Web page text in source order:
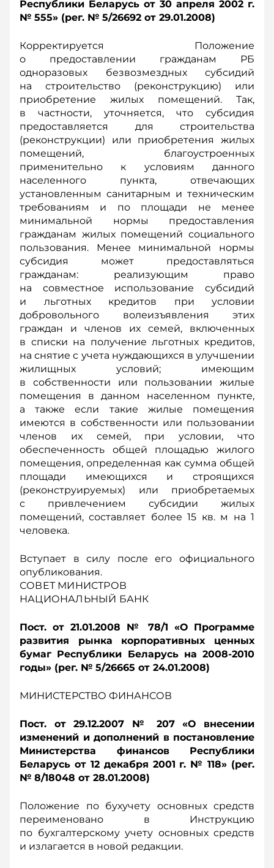
Республики Беларусь от 30 апреля 2002 г.
№ 555» (рег. № 5/26692 от 29.01.2008)
Корректируется Положение
о предоставлении гражданам РБ
одноразовых безвозмездных субсидий
на строительство (реконструкцию) или
приобретение жилых помещений. Так,
в частности, уточняется, что субсидия
предоставляется для строительства
(реконструкции) или приобретения жилых
помещений, благоустроенных
применительно к условиям данного
населенного пункта, отвечающих
установленным санитарным и техническим
требованиям и по площади не менее
минимальной нормы предоставления
гражданам жилых помещений социального
пользования. Менее минимальной нормы
субсидия может предоставляться
гражданам: реализующим право
на совместное использование субсидий
и льготных кредитов при условии
добровольного волеизъявления этих
граждан и членов их семей, включенных
в списки на получение льготных кредитов,
на снятие с учета нуждающихся в улучшении
жилищных условий; имеющим
в собственности или пользовании жилые
помещения в данном населенном пункте,
а также если такие жилые помещения
имеются в собственности или пользовании
членов их семей, при условии, что
обеспеченность общей площадью жилого
помещения, определенная как сумма общей
площади имеющихся и строящихся
(реконструируемых) или приобретаемых
с привлечением субсидии жилых
помещений, составляет более 15 кв. м на 1
человека.
Вступает в силу после его официального
опубликования.
СОВЕТ МИНИСТРОВ
НАЦИОНАЛЬНЫЙ БАНК
Пост. от 21.01.2008 № 78/1 «О Программе
развития рынка корпоративных ценных
бумаг Республики Беларусь на 2008-2010
годы» (рег. № 5/26665 от 24.01.2008)
МИНИСТЕРСТВО ФИНАНСОВ
Пост. от 29.12.2007 № 207 «О внесении
изменений и дополнений в постановление
Министерства финансов Республики
Беларусь от 12 декабря 2001 г. № 118» (рег.
№ 8/18048 от 28.01.2008)
Положение по бухучету основных средств
переименовано в Инструкцию
по бухгалтерскому учету основных средств
и излагается в новой редакции.